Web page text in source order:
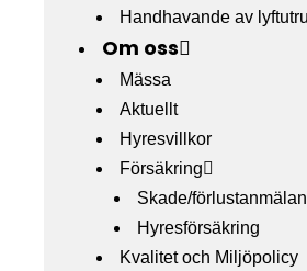
Handhavande av
Om oss
Mässa
Aktuellt
Hyresvillkor
Försäkring
Skade/förlustanmälan
Hyresförsäkring
Kvalitet och Miljöpolicy